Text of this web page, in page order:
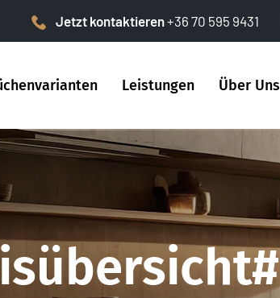
Jetzt kontaktieren+36 70 595 9431
Leistungen Über Uns